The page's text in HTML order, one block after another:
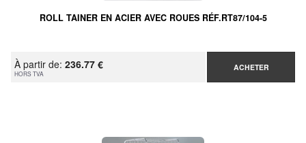
ROLL TAINER EN ACIER AVEC ROUES RÉF.RT87/104-5
À partir de: 236.77 €
HORS TVA
ACHETER